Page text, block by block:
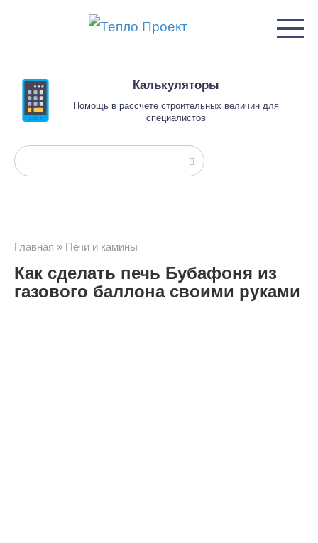
Калькуляторы
Помощь в рассчете строительных величин для
специалистов
Поиск:
Главная » Печи и камины
Как сделать печь Бубафоня из
газового баллона своими руками